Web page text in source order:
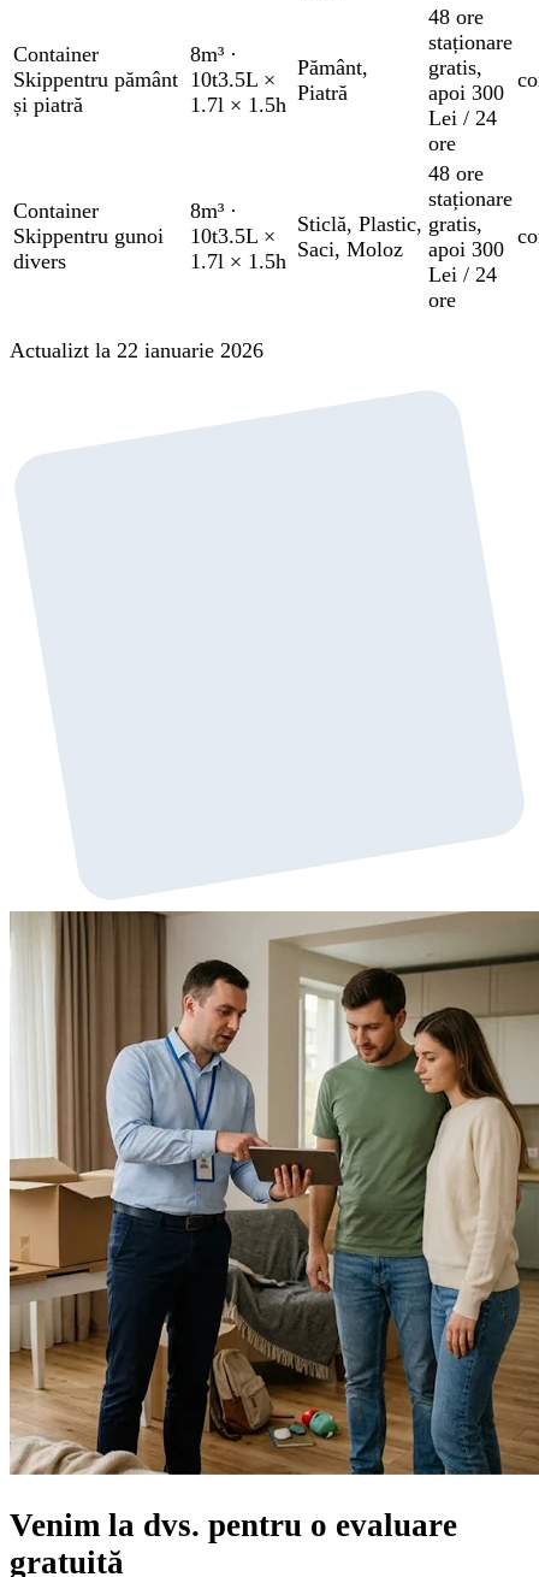
Container
Skippentru pământ
și piatră
8m³ ·
10t3.5L ×
1.7l × 1.5h
Pământ,
Piatră
48 ore
staționare
gratis,
apoi 300
Lei / 24
ore
Container
Skippentru gunoi
divers
8m³ ·
10t3.5L ×
1.7l × 1.5h
Sticlă, Plastic,
Saci, Moloz
48 ore
staționare
gratis,
apoi 300
Lei / 24
ore
Actualizt la 22 ianuarie 2026
Venim la dvs. pentru o evaluare
gratuită